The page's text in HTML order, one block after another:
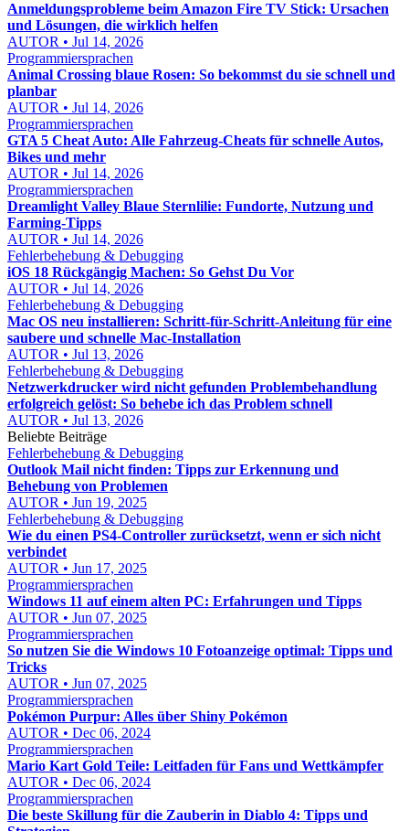
Anmeldungsprobleme beim Amazon Fire TV Stick: Ursachen
und Lösungen, die wirklich helfen
AUTOR • Jul 14, 2026
Programmiersprachen
Animal Crossing blaue Rosen: So bekommst du sie schnell und
planbar
AUTOR • Jul 14, 2026
Programmiersprachen
GTA 5 Cheat Auto: Alle Fahrzeug-Cheats für schnelle Autos,
Bikes und mehr
AUTOR • Jul 14, 2026
Programmiersprachen
Dreamlight Valley Blaue Sternlilie: Fundorte, Nutzung und
Farming-Tipps
AUTOR • Jul 14, 2026
Fehlerbehebung & Debugging
iOS 18 Rückgängig Machen: So Gehst Du Vor
AUTOR • Jul 14, 2026
Fehlerbehebung & Debugging
Mac OS neu installieren: Schritt-für-Schritt-Anleitung für eine
saubere und schnelle Mac-Installation
AUTOR • Jul 13, 2026
Fehlerbehebung & Debugging
Netzwerkdrucker wird nicht gefunden Problembehandlung
erfolgreich gelöst: So behebe ich das Problem schnell
AUTOR • Jul 13, 2026
Beliebte Beiträge
Fehlerbehebung & Debugging
Outlook Mail nicht finden: Tipps zur Erkennung und
Behebung von Problemen
AUTOR • Jun 19, 2025
Fehlerbehebung & Debugging
Wie du einen PS4-Controller zurücksetzt, wenn er sich nicht
verbindet
AUTOR • Jun 17, 2025
Programmiersprachen
Windows 11 auf einem alten PC: Erfahrungen und Tipps
AUTOR • Jun 07, 2025
Programmiersprachen
So nutzen Sie die Windows 10 Fotoanzeige optimal: Tipps und
Tricks
AUTOR • Jun 07, 2025
Programmiersprachen
Pokémon Purpur: Alles über Shiny Pokémon
AUTOR • Dec 06, 2024
Programmiersprachen
Mario Kart Gold Teile: Leitfaden für Fans und Wettkämpfer
AUTOR • Dec 06, 2024
Programmiersprachen
Die beste Skillung für die Zauberin in Diablo 4: Tipps und